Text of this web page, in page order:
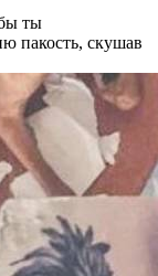
ты
пакость, скушав